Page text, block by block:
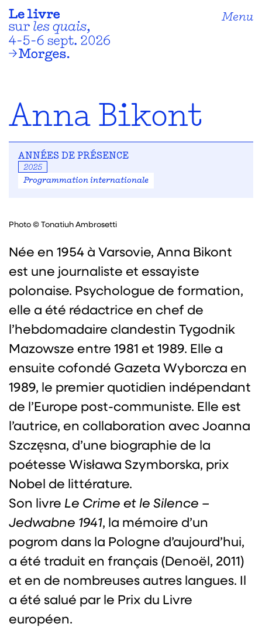
Menu
Anna Bikont
ANNÉES DE PRÉSENCE
2025
Programmation internationale
Photo © Tonatiuh Ambrosetti
Née en 1954 à Varsovie, Anna Bikont
est une journaliste et essayiste
polonaise. Psychologue de formation,
elle a été rédactrice en chef de
l’hebdomadaire clandestin Tygodnik
Mazowsze entre 1981 et 1989. Elle a
ensuite cofondé Gazeta Wyborcza en
1989, le premier quotidien indépendant
de l’Europe post-communiste. Elle est
l’autrice, en collaboration avec Joanna
Szczęsna, d’une biographie de la
poétesse Wisława Szymborska, prix
Nobel de littérature.
Son livre Le Crime et le Silence –
Jedwabne 1941, la mémoire d’un
pogrom dans la Pologne d’aujourd’hui,
a été traduit en français (Denoël, 2011)
et en de nombreuses autres langues. Il
a été salué par le Prix du Livre
européen.